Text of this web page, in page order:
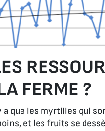
FERME ?
a que les myrtilles qui
et les fruits se